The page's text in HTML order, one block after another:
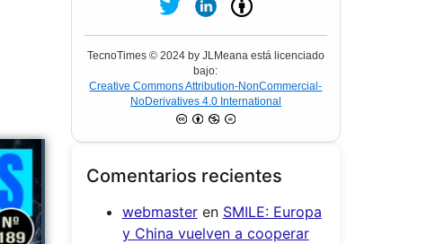
TecnoTimes © 2024 by JLMeana está licenciado
bajo:
Creative Commons Attribution-NonCommercial-
NoDerivatives 4.0 International
Comentarios recientes
webmasteren SMILE: Europa
y China vuelven a cooperar